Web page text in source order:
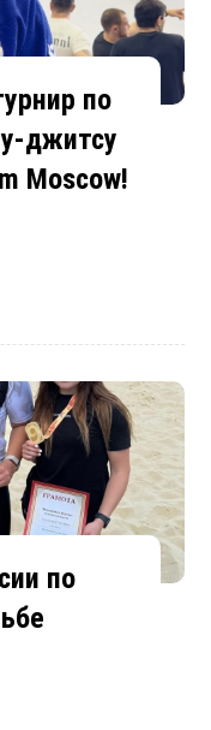
по
джитсу
Moscow!
по